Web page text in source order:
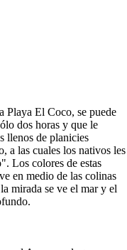
Playa El Coco, se puede
dos horas y que le
llenos de planicies
a las cuales los nativos les
Los colores de estas
en medio de las colinas
mirada se ve el mar y el